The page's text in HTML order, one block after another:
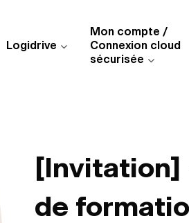
Logidrive
Mon compte /
Connexion cloud
sécurisée
[Invitation]
de